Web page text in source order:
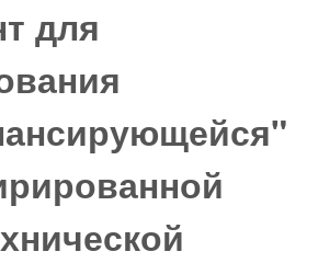
для